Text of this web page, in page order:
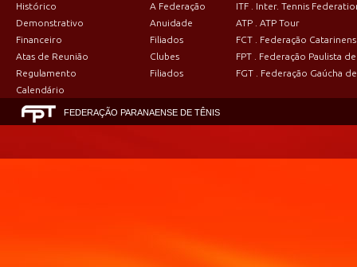
Histórico
Demonstrativo
Financeiro
Atas de Reunião
Regulamento
Calendário
A Federação
Anuidade
Filiados
Clubes
Filiados
ITF . Inter. Tennis
ATP . ATP Tour
FCT . Federação
FPT . Federação Paulista
FGT . Federação Gaúcha
FEDERAÇÃO PARANAENSE DE TÊNIS